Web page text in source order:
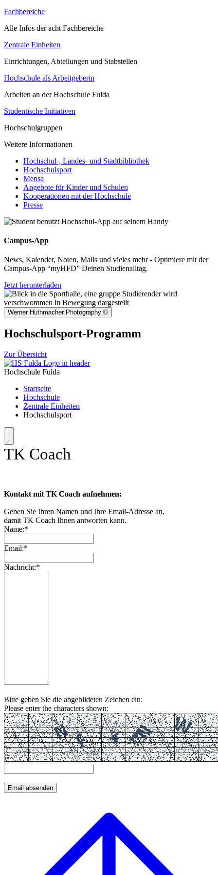
Fachbereiche
Alle Infos der acht Fachbereiche
Zentrale Einheiten
Einrichtungen, Abteilungen und Stabstellen
Hochschule als Arbeitgeberin
Arbeiten an der Hochschule Fulda
Studentische Initiativen
Hochschulgruppen
Weitere Informationen
Hochschul-, Landes- und Stadtbibliothek
Hochschulsport
Mensa
Angebote für Kinder und Schulen
Kooperationen mit der Hochschule
Presse
Campus-App
News, Kalender, Noten, Mails und vieles mehr - Optimiere mit der
Campus-App “myHFD” Deinen Studienalltag.
Jetzt herunterladen
Werner Huthmacher Photography ©
Hochschulsport-Programm
Zur Übersicht
Hochschule Fulda
Startseite
Hochschule
Zentrale Einheiten
Hochschulsport
TK Coach
Kontakt mit TK Coach aufnehmen:
Geben Sie Ihren Namen und Ihre Email-Adresse an,
damit TK Coach Ihnen antworten kann.
Name:*
Email:*
Nachricht:*
Bitte geben Sie die abgebildeten Zeichen ein:
Please enter the characters shown: